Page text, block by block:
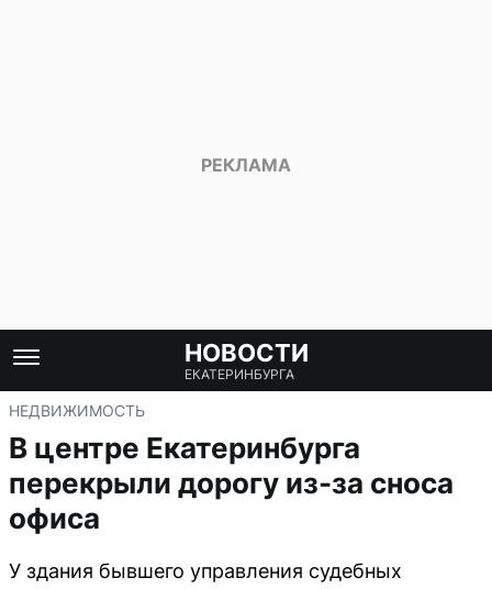
НОВОСТИ
ЕКАТЕРИНБУРГА
НЕДВИЖИМОСТЬ
В центре Екатеринбурга
перекрыли дорогу из-за сноса
офиса
У здания бывшего управления судебных